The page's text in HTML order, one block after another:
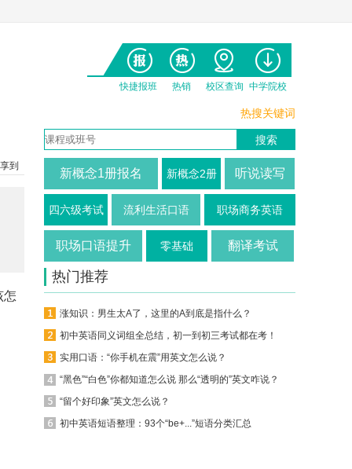
快捷报班 热销 校区查询 中学院校
到
怎
热搜关键词
新概念1册报名 新概念2册 听说读写
四六级考试 流利生活口语 职场商务英语
职场口语提升 零基础 翻译考试
热门推荐
涨知识：男生太A了，这里的A到底是指什么？
初中英语同义词组全总结，初一到初三考试都在考！
实用口语：“你手机在震”用英文怎么说？
“黑色”“白色”你都知道怎么说 那么“透明的”英文咋说？
“留个好印象”英文怎么说？
初中英语短语整理：93个“be+...”短语分类汇总